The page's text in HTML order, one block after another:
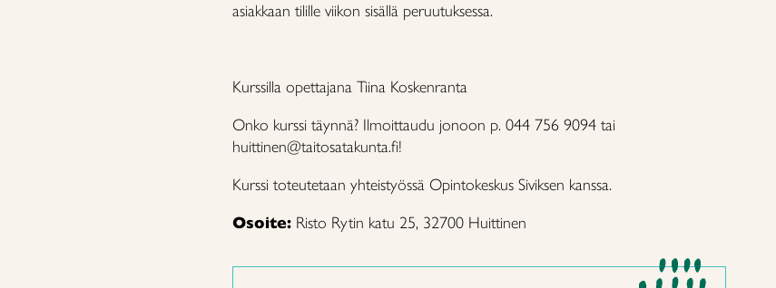
asiakkaan tilille viikon sisällä peruutuksessa.
Kurssilla opettajana Tiina Koskenranta
Onko kurssi täynnä? Ilmoittaudu jonoon p. 044 756 9094 tai
huittinen@taitosatakunta.fi!
Kurssi toteutetaan yhteistyössä Opintokeskus Siviksen kanssa.
Osoite: Risto Rytin katu 25, 32700 Huittinen